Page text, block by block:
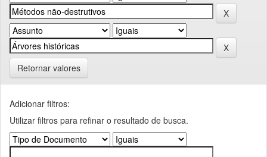
Retornar valores
Adicionar filtros:
Utilizar filtros para refinar o resultado de busca.